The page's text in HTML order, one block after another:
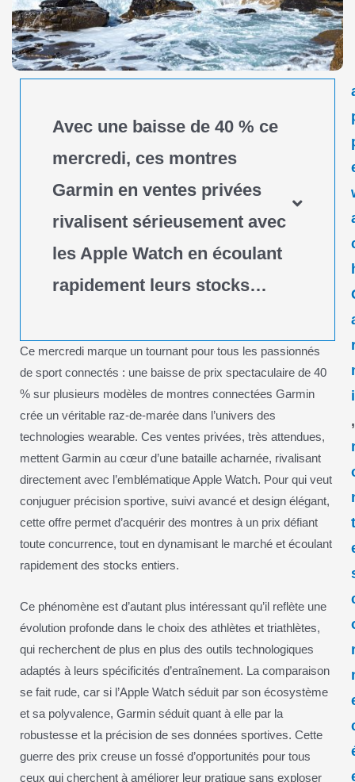
Avec une baisse de 40 % ce
mercredi, ces montres
Garmin en ventes privées
rivalisent sérieusement avec
les Apple Watch en écoulant
rapidement leurs stocks…
Ce mercredi marque un tournant pour tous les passionnés
de sport connectés : une baisse de prix spectaculaire de 40
% sur plusieurs modèles de montres connectées Garmin
crée un véritable raz-de-marée dans l’univers des
technologies wearable. Ces ventes privées, très attendues,
mettent Garmin au cœur d’une bataille acharnée, rivalisant
directement avec l’emblématique Apple Watch. Pour qui veut
conjuguer précision sportive, suivi avancé et design élégant,
cette offre permet d’acquérir des montres à un prix défiant
toute concurrence, tout en dynamisant le marché et écoulant
rapidement des stocks entiers.
Ce phénomène est d’autant plus intéressant qu’il reflète une
évolution profonde dans le choix des athlètes et triathlètes,
qui recherchent de plus en plus des outils technologiques
adaptés à leurs spécificités d’entraînement. La comparaison
se fait rude, car si l’Apple Watch séduit par son écosystème
et sa polyvalence, Garmin séduit quant à elle par la
robustesse et la précision de ses données sportives. Cette
guerre des prix creuse un fossé d’opportunités pour tous
ceux qui cherchent à améliorer leur pratique sans exploser
,